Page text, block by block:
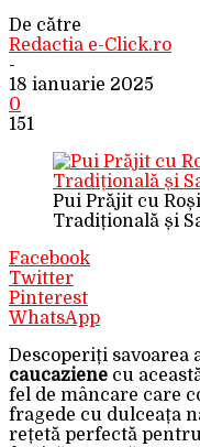
De către
Redactia e-Click.ro
-
18 ianuarie 2025
0
151
Pui Prăjit cu
Tradițională și
Facebook
Twitter
Pinterest
WhatsApp
Descoperiți savoarea
caucaziene cu
fel de mâncare care
fragede cu dulceața
rețetă perfectă